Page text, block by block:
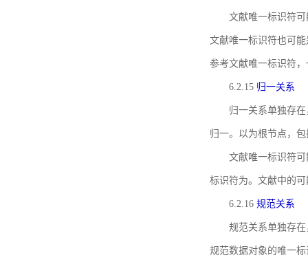
文献唯一标识符
文献唯一标识符也可
参考文献唯一标识符
6.2.15 归一关系
归一关系单独存
归一。以为根节点，
文献唯一标识符
标识符为。文献中的
6.2.16 规范关系
规范关系单独存
规范数据对象的唯一